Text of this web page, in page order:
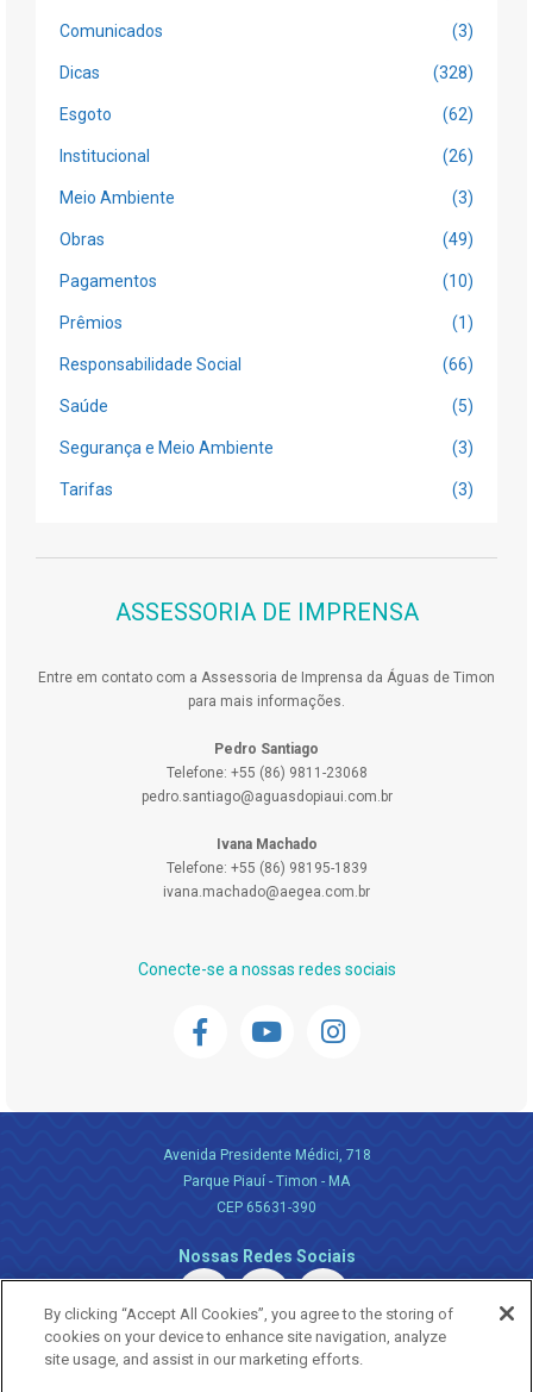
Comunicados (3)
Dicas (328)
Esgoto (62)
Institucional (26)
Meio Ambiente (3)
Obras (49)
Pagamentos (10)
Prêmios (1)
Responsabilidade Social (66)
Saúde (5)
Segurança e Meio Ambiente (3)
Tarifas (3)
ASSESSORIA DE IMPRENSA
Entre em contato com a Assessoria de Imprensa da Águas de Timon
para mais informações.
Pedro Santiago
Telefone: +55 (86) 9811-23068
pedro.santiago@aguasdopiaui.com.br
Ivana Machado
Telefone: +55 (86) 98195-1839
ivana.machado@aegea.com.br
Conecte-se a nossas redes sociais
Avenida Presidente Médici, 718
Parque Piauí - Timon - MA
CEP 65631-390
Nossas Redes Sociais
By clicking “Accept All Cookies”, you agree to the storing of
cookies on your device to enhance site navigation, analyze
site usage, and assist in our marketing efforts.